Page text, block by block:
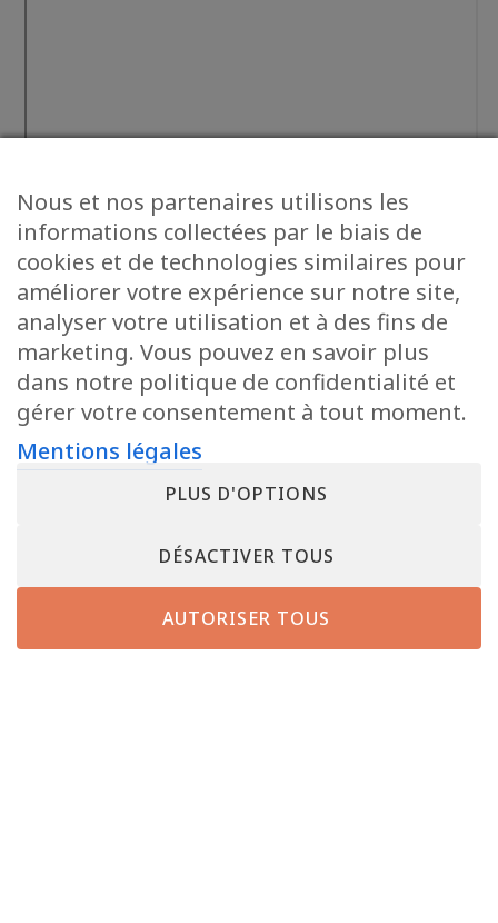
Nous et nos partenaires utilisons les
informations collectées par le biais de
cookies et de technologies similaires pour
améliorer votre expérience sur notre site,
analyser votre utilisation et à des fins de
marketing. Vous pouvez en savoir plus
dans notre politique de confidentialité et
gérer votre consentement à tout moment.
Mentions légales
PLUS D'OPTIONS
DÉSACTIVER TOUS
AUTORISER TOUS